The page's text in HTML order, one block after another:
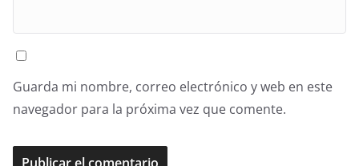
Guarda mi nombre, correo electrónico y web en este
navegador para la próxima vez que comente.